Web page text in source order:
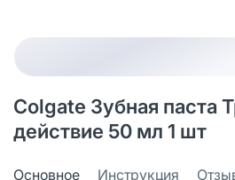
Colgate Зубная паста
действие 50 мл 1 шт
Основное Инструкция